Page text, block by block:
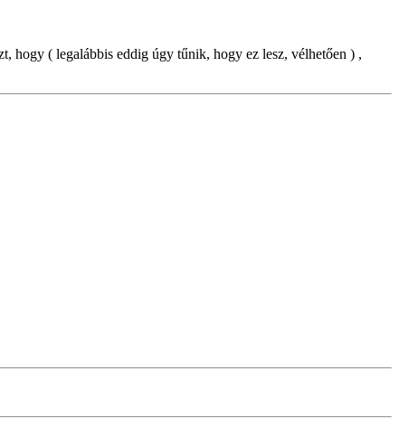
hogy ( legalábbis eddig úgy tűnik, hogy ez lesz, vélhetően ) ,